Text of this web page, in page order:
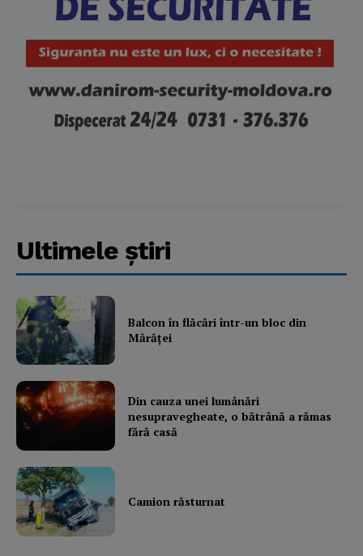
Ultimele ştiri
Balcon în flăcări într-un bloc din
Mărăţei
Din cauza unei lumânări
nesupravegheate, o bătrână a rămas
fără casă
Camion răsturnat